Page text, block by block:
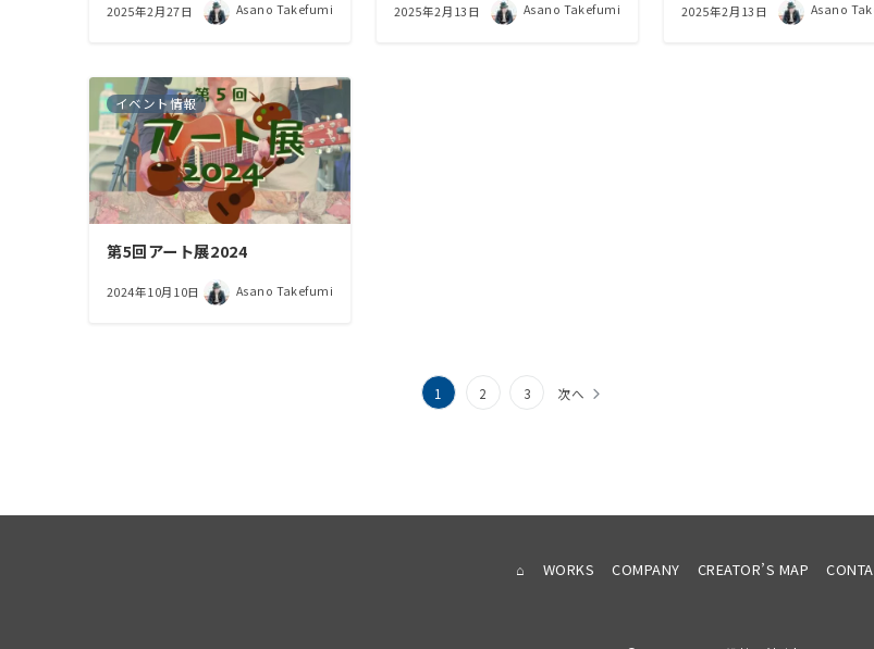
2025年2月27日 Asano Takefumi 2025年2月13日 Asano Takefumi 2025年2月13日 Asano
イベント情報
第5回アート展2024
2024年10月10日 Asano Takefumi
1 2 3 次へ
⌂ WORKS COMPANY CREATOR’S MAP